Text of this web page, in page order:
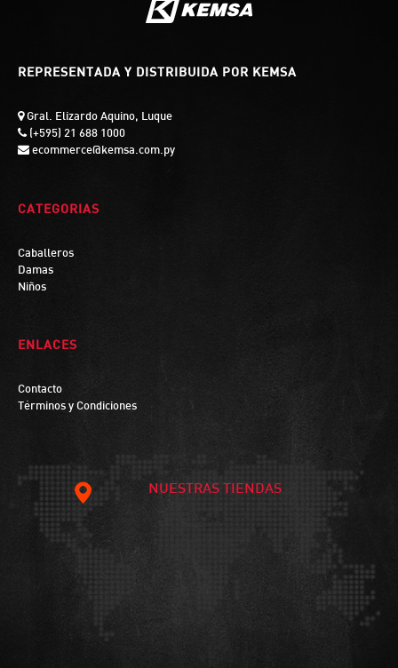
REPRESENTADA Y DISTRIBUIDA POR KEMSA
Gral. Elizardo Aquino, Luque
(+595) 21 688 1000
ecommerce@kemsa.com.py
CATEGORIAS
Caballeros
Damas
Niños
ENLACES
Contacto
Términos y Condiciones
NUESTRAS TIENDAS